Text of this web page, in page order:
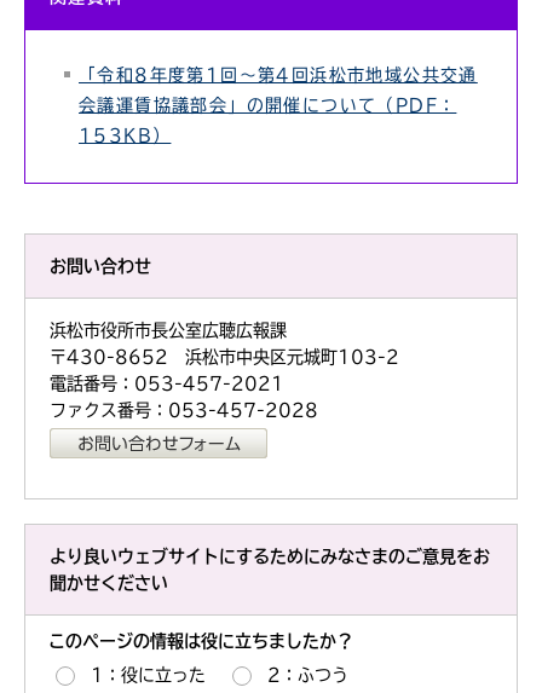
「令和8年度第1回～第4回浜松市地域公共交通
会議運賃協議部会」の開催について（PDF：
153KB）
お問い合わせ
浜松市役所市長公室広聴広報課
〒430-8652 浜松市中央区元城町103-2
電話番号：053-457-2021
ファクス番号：053-457-2028
より良いウェブサイトにするためにみなさまのご意見をお
聞かせください
このページの情報は役に立ちましたか？
1：役に立った 2：ふつう